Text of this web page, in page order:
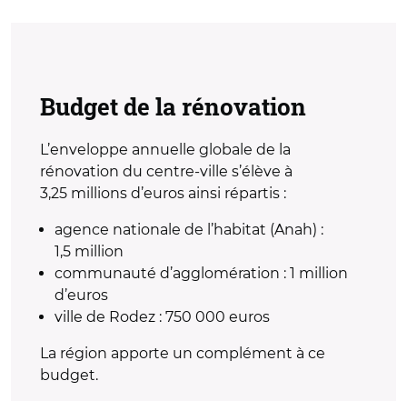
Budget de la rénovation
L’enveloppe annuelle globale de la
rénovation du centre-ville s’élève à
3,25 millions d’euros ainsi répartis :
agence nationale de l’habitat (Anah) :
1,5 million
communauté d’agglomération : 1 million
d’euros
ville de Rodez : 750 000 euros
La région apporte un complément à ce
budget.